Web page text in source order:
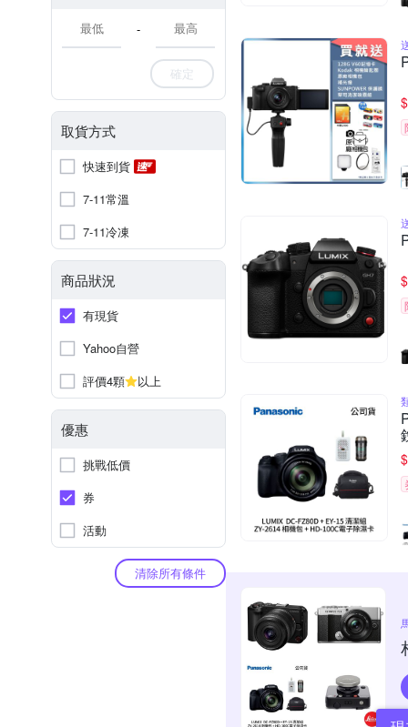
-
確定
取貨方式
快速到貨
7-11常溫
7-11冷凍
商品狀況
有現貨
Yahoo自營
評價4顆
以上
優惠
挑戰低價
券
活動
清除所有條件
$
$
$